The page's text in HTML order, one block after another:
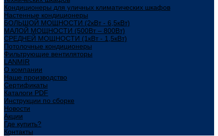
Кондиционеры для уличных климатических шкафов
Настенные кондиционеры
БОЛЬШОЙ МОЩНОСТИ (2кВт - 6,5кВт)
МАЛОЙ МОЩНОСТИ (500Вт – 800Вт)
СРЕДНЕЙ МОЩНОСТИ (1кВт - 1,5кВт)
Потолочные кондиционеры
Фильтрующие вентиляторы
LANMIR
О компании
Наше производство
Сертификаты
Каталоги PDF
Инструкции по сборке
Новости
Акции
Где купить?
Контакты